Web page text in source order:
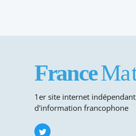
1er site internet indépendant
d'information francophone